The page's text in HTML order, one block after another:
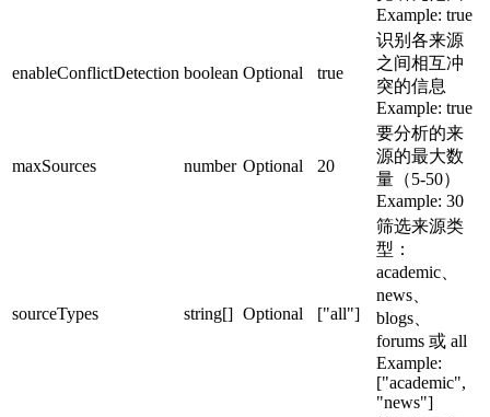
Example: true
enableConflictDetection boolean Optional true
识别各来源
之间相互冲
突的信息
Example: true
maxSources number Optional 20
要分析的来
源的最大数
量（5-50）
Example: 30
sourceTypes string[] Optional ["all"]
筛选来源类
型：
academic、
news、
blogs、
forums 或 all
Example:
["academic",
"news"]